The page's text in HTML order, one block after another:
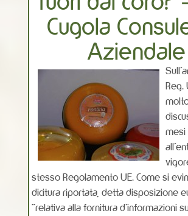
Cugola
Aziendale
Reg.
mesi
stesso Regolamento UE. Come si
dicitura riportata, detta disposizione
“relativa alla fornitura d’informazioni